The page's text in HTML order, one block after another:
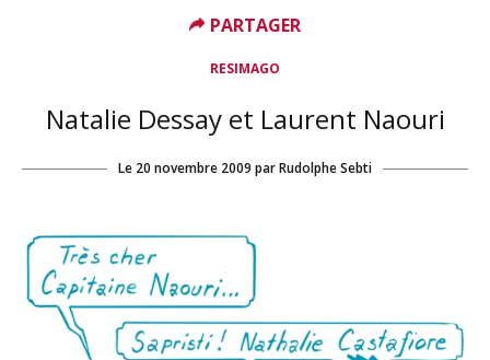
RESIMAGO
Natalie Dessay et Laurent Naouri
Le 20 novembre 2009 parRudolphe Sebti
PARTAGER